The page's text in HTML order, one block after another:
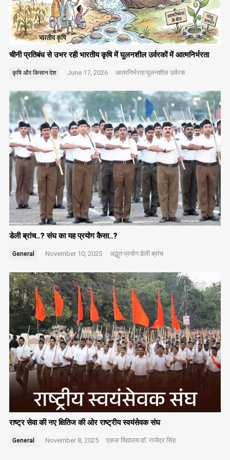
चीनी प्रतिबंध से उभर रही भारतीय कृषि में घुलनशील उर्वरकों में आत्मनिर्भरता
कृषि और किसानदेश June 17, 2026 आत्मनिर्भरताघुलनशील उर्वरक
डेली ब्रांच..? संघ का यह प्रयोग कैसा..?
General November 10, 2025 अद्भुत प्रयोगडेली ब्रांच
राष्ट्र सेवा की नए क्षितिज की ओर राष्ट्रीय स्वयंसेवक संघ
General November 8, 2025 एकल विद्यालयडॉ. राजेंद्र सिंह